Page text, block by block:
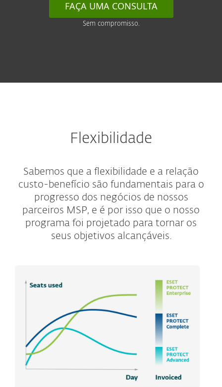
FAÇA UMA CONSULTA
Sem compromisso.
Flexibilidade
Sabemos que a flexibilidade e a relação
custo-benefício são fundamentais para o
progresso dos negócios de nossos
parceiros MSP, e é por isso que o nosso
programa foi projetado para tornar os
seus objetivos alcançáveis.